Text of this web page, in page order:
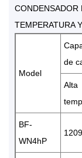
CONDENSADOR
TEMPERATURA
Model
de
Alta
BF-
WN4hP